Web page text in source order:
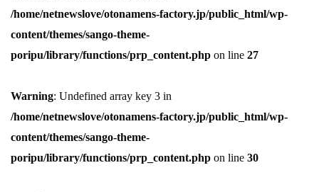
/home/netnewslove/otonamens-factory.jp/public_html/wp-
content/themes/sango-theme-
poripu/library/functions/prp_content.php on line 27
Warning: Undefined array key 3 in
/home/netnewslove/otonamens-factory.jp/public_html/wp-
content/themes/sango-theme-
poripu/library/functions/prp_content.php on line 30